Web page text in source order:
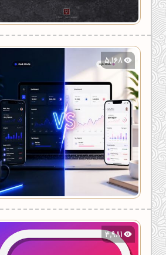
5,168
4,981